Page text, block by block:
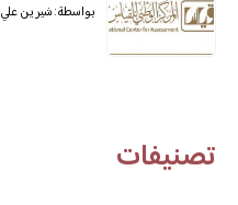
بواسطة: شيرين علي
تصنيفات